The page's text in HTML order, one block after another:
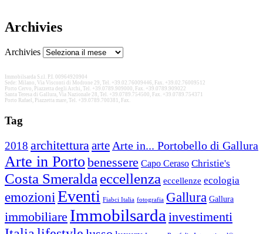
Archivies
Archivies
Immobilsarda S.r.l. P.I. 00964920904
Sede: Milano, Via Visconti di Modrone 29, Tel. +39.02.76009446, Fax. +39.02.76009512
Porto Cervo, Piazzetta degli Archi, Tel. +39.0789.909000, Fax. +39.0789.909022
Santa Teresa di Gallura, Via Nazionale 28, Tel. +39.0789.754500, Fax. +39.0789.754371
Porto Rafael, Piazzetta mare, Tel. +39.0789.700381, Fax.
Tag
2018 architetturaarteArte in... Portobello di Gallura
Arte in Porto benessere Capo Ceraso Christie's
Costa Smeralda eccellenza eccellenze ecologia
emozioniEventi Fiabci Italia fotografia Gallura Gallura
immobiliare Immobilsarda investimenti